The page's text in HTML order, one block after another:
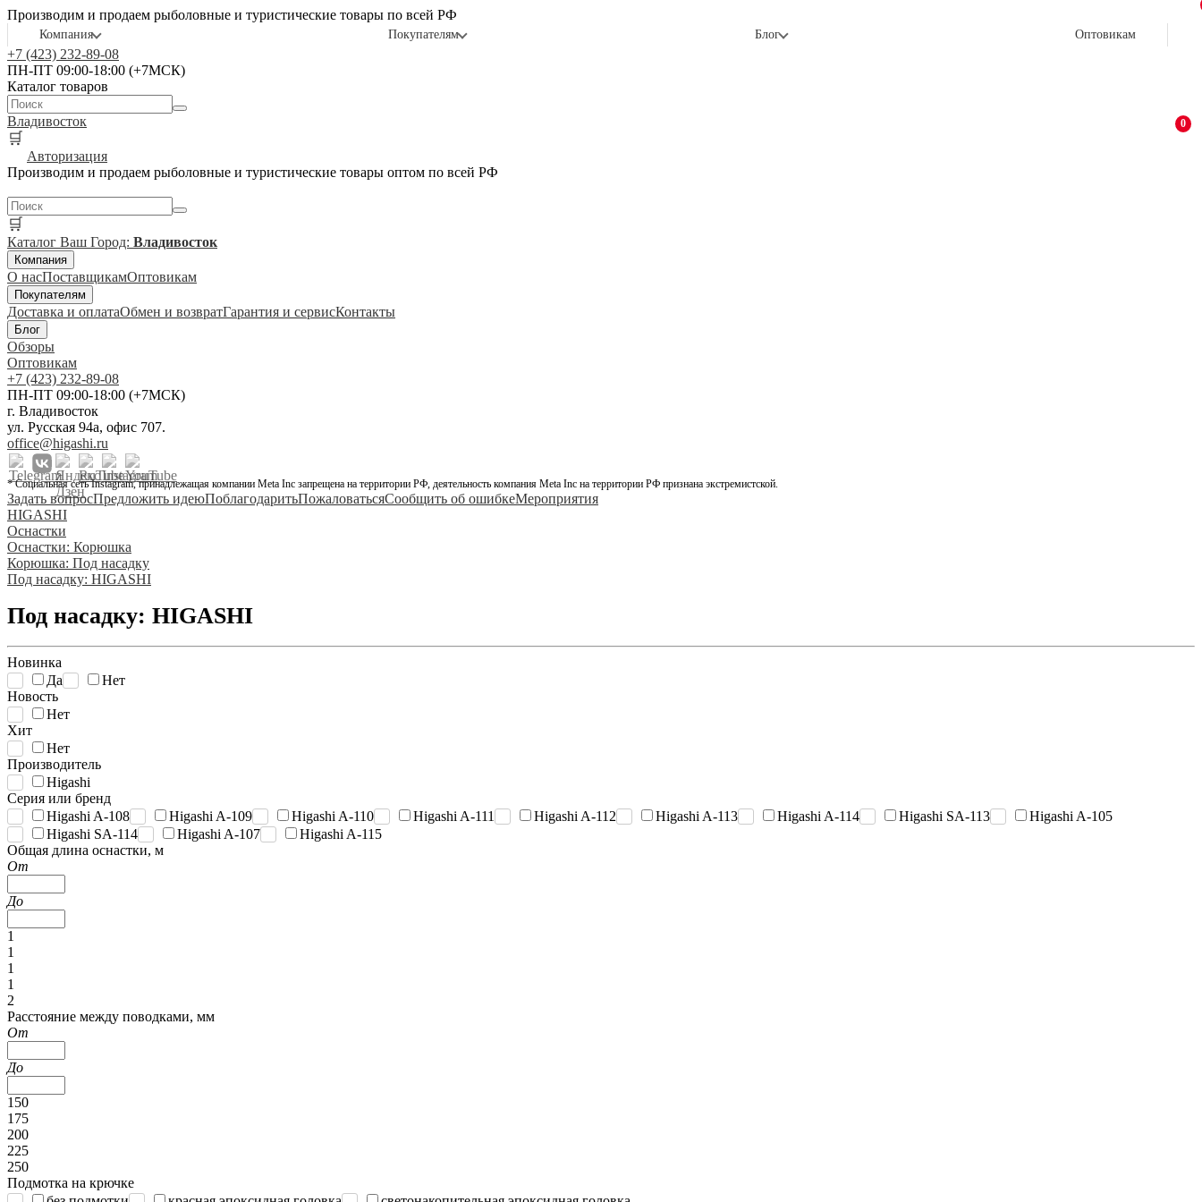
Производим и продаем рыболовные и туристические товары по всей РФ
Компания Покупателям Блог Оптовикам
+7 (423) 232-89-08
ПН-ПТ 09:00-18:00 (+7МСК)
Каталог товаров
Владивосток
🛒
0
Авторизация
Производим и продаем рыболовные и туристические товары оптом по всей РФ
🛒
Каталог Ваш Город: Владивосток
Компания
О насПоставщикамОптовикам
Покупателям
Доставка и оплатаОбмен и возвратГарантия и сервисКонтакты
Блог
Обзоры
Оптовикам
+7 (423) 232-89-08
ПН-ПТ 09:00-18:00 (+7МСК)
г. Владивосток
ул. Русская 94а, офис 707.
office@higashi.ru
* Социальная сеть Instagram, принадлежащая компании Meta Inc запрещена на территории РФ, деятельность компания Meta Inc на территории РФ признана экстремистской.
Задать вопросПредложить идеюПоблагодаритьПожаловатьсяСообщить об ошибкеМероприятия
HIGASHI
Оснастки
Оснастки: Корюшка
Корюшка: Под насадку
Под насадку: HIGASHI
Под насадку: HIGASHI
Новинка
Да
Нет
Новость
Нет
Хит
Нет
Производитель
Higashi
Серия или бренд
Higashi A-108
Higashi A-109 Higashi A-110 Higashi A-111 Higashi A-112 Higashi A-113 Higashi A-114 Higashi SA-113
Higashi A-105
Higashi SA-114
Higashi A-107
Higashi A-115
Общая длина оснастки, м
От
До
1
1
1
1
2
Расстояние между поводками, мм
От
До
150
175
200
225
250
Подмотка на крючке